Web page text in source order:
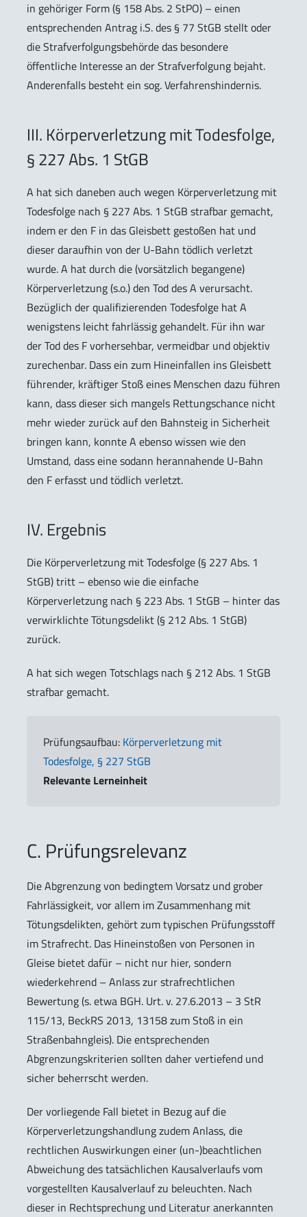
in gehöriger Form (§ 158 Abs. 2 StPO) – einen
entsprechenden Antrag i.S. des § 77 StGB stellt oder
die Strafverfolgungsbehörde das besondere
öffentliche Interesse an der Strafverfolgung bejaht.
Anderenfalls besteht ein sog. Verfahrenshindernis.
III. Körperverletzung mit Todesfolge,
§ 227 Abs. 1 StGB
A hat sich daneben auch wegen Körperverletzung mit
Todesfolge nach § 227 Abs. 1 StGB strafbar gemacht,
indem er den F in das Gleisbett gestoßen hat und
dieser daraufhin von der U-Bahn tödlich verletzt
wurde. A hat durch die (vorsätzlich begangene)
Körperverletzung (s.o.) den Tod des A verursacht.
Bezüglich der qualifizierenden Todesfolge hat A
wenigstens leicht fahrlässig gehandelt. Für ihn war
der Tod des F vorhersehbar, vermeidbar und objektiv
zurechenbar. Dass ein zum Hineinfallen ins Gleisbett
führender, kräftiger Stoß eines Menschen dazu führen
kann, dass dieser sich mangels Rettungschance nicht
mehr wieder zurück auf den Bahnsteig in Sicherheit
bringen kann, konnte A ebenso wissen wie den
Umstand, dass eine sodann herannahende U-Bahn
den F erfasst und tödlich verletzt.
IV. Ergebnis
Die Körperverletzung mit Todesfolge (§ 227 Abs. 1
StGB) tritt – ebenso wie die einfache
Körperverletzung nach § 223 Abs. 1 StGB – hinter das
verwirklichte Tötungsdelikt (§ 212 Abs. 1 StGB)
zurück.
A hat sich wegen Totschlags nach § 212 Abs. 1 StGB
strafbar gemacht.
Prüfungsaufbau: Körperverletzung mit
Todesfolge, § 227 StGB
Relevante Lerneinheit
C. Prüfungsrelevanz
Die Abgrenzung von bedingtem Vorsatz und grober
Fahrlässigkeit, vor allem im Zusammenhang mit
Tötungsdelikten, gehört zum typischen Prüfungsstoff
im Strafrecht. Das Hineinstoßen von Personen in
Gleise bietet dafür – nicht nur hier, sondern
wiederkehrend – Anlass zur strafrechtlichen
Bewertung (s. etwa BGH. Urt. v. 27.6.2013 – 3 StR
115/13, BeckRS 2013, 13158 zum Stoß in ein
Straßenbahngleis). Die entsprechenden
Abgrenzungskriterien sollten daher vertiefend und
sicher beherrscht werden.
Der vorliegende Fall bietet in Bezug auf die
Körperverletzungshandlung zudem Anlass, die
rechtlichen Auswirkungen einer (un-)beachtlichen
Abweichung des tatsächlichen Kausalverlaufs vom
vorgestellten Kausalverlauf zu beleuchten. Nach
dieser in Rechtsprechung und Literatur anerkannten